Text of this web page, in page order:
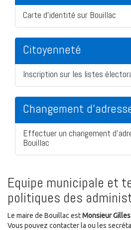
Carte d'identité sur Bouillac
Citoyenneté
Inscription sur les listes
Changement
Effectuer un changement
Bouillac
Equipe municipale et
politiques des
Le maire de Bouillac estMonsieur Gilles
Vous pouvez contacter la ou les